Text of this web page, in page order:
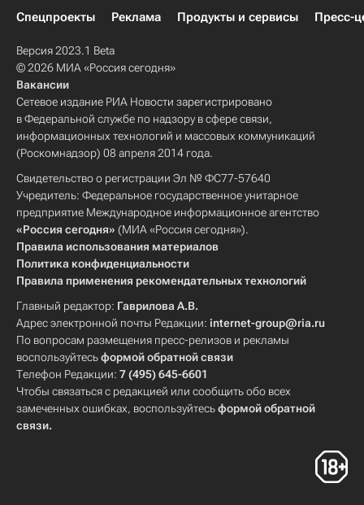
Спецпроекты
Реклама Продукты и сервисы Пресс-
Версия 2023.1 Beta
© 2026 МИА «Россия сегодня»
Вакансии
Сетевое издание РИА Новости зарегистрировано
в Федеральной службе по надзору в сфере связи,
информационных технологий и массовых коммуникаций
(Роскомнадзор) 08 апреля 2014 года.
Свидетельство о регистрации Эл № ФС77-57640
Учредитель: Федеральное государственное унитарное
предприятие Международное информационное агентство
«Россия сегодня» (МИА «Россия сегодня»).
Правила использования материалов
Политика конфиденциальности
Правила применения рекомендательных технологий
Главный редактор: Гаврилова А.В.
Адрес электронной почты Редакции: internet-group@ria.ru
По вопросам размещения пресс-релизов и рекламы
воспользуйтесьформой обратной связи
Телефон Редакции: 7 (495) 645-6601
Чтобы связаться с редакцией или сообщить обо всех
замеченных ошибках, воспользуйтесьформой обратной
связи.